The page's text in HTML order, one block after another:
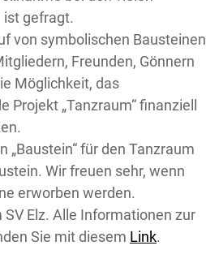
gefragt.
von symbolischen Bausteinen
Freunden, Gönnern
Möglichkeit, das
Projekt „Tanzraum“ finanziell
„Baustein“ für den Tanzraum
Wir freuen sehr, wenn
erworben werden.
Elz. Alle Informationen zur
Sie mit diesem Link.